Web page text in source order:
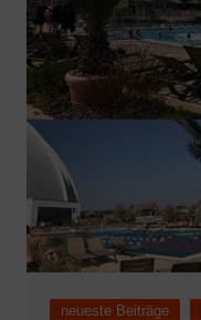
neueste Beiträge